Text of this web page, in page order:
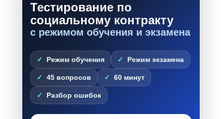
Тестирование по
социальному контракту
с режимом обучения и экзамена
Режим обучения Режим экзамена
45 вопросов 60 минут
Разбор ошибок